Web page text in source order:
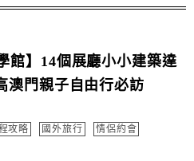
館】14個展廳小小建築達
澳門親子自由行必訪
攻略 國外旅行
情侶約會